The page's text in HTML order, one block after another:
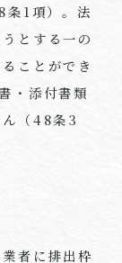
条1項）。法
とする一の
ことができ
・添付書類
（48条3
者に排出枠